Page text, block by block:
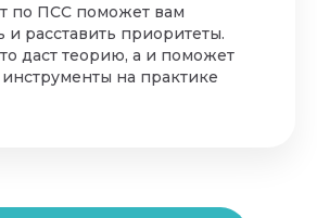
по ПСС поможет вам
и расставить приоритеты.
даст теорию, а и поможет
на практике